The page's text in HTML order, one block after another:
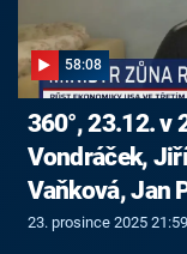
58:08
360°, 23.12. v
Vondráček,
Vaňková, Jan
23. prosince 2025 21:59